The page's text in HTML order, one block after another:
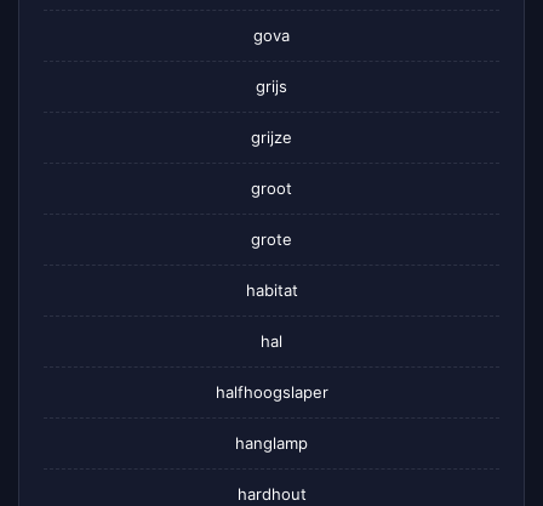
gova
grijs
grijze
groot
grote
habitat
hal
halfhoogslaper
hanglamp
hardhout